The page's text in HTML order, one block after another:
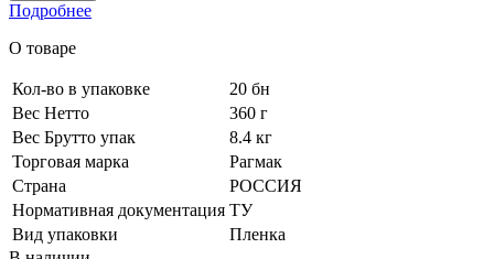
Подробнее
О товаре
Кол-во в упаковке
20 бн
Вес Нетто
360 г
Вес Брутто упак
8.4 кг
Торговая марка
Рагмак
Страна
РОССИЯ
Нормативная документация ТУ
Вид упаковки
Пленка